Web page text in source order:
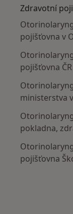
Zdravotní
pojišťovna v
pojišťovna
ministerstva
pokladna,
pojišťovna